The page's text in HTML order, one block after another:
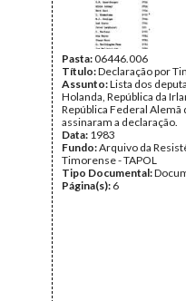
Pasta:06446.006
Título:Declaração por
Assunto:Lista dos
Holanda, República da
República Federal Alemã
assinaram a declaração.
Data: 1983
Fundo:Arquivo da
Timorense - TAPOL
Tipo Documental:
Página(s): 6